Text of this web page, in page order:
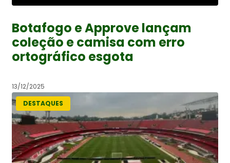
Botafogo e Approve lançam
coleção e camisa com erro
ortográfico esgota
13/12/2025
DESTAQUES